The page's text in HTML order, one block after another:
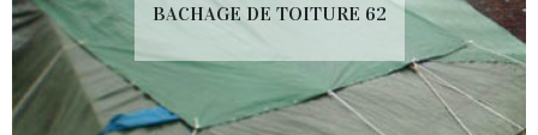
BACHAGE DE TOITURE 62